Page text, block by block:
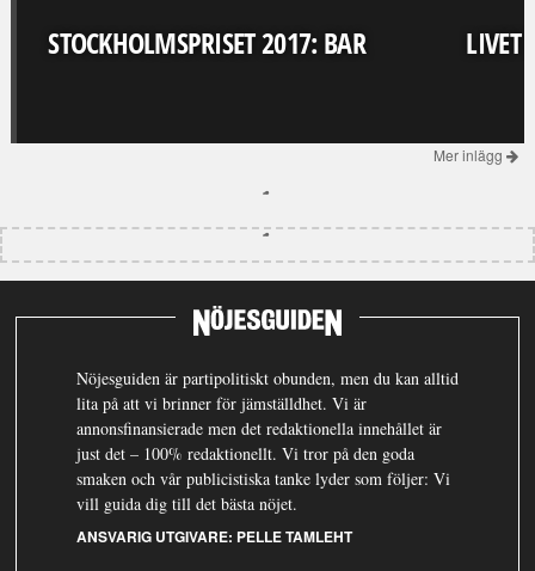
STOCKHOLMSPRISET 2017: BAR LIVET
Mer inlägg
Nöjesguiden är partipolitiskt obunden, men du kan alltid
lita på att vi brinner för jämställdhet. Vi är
annonsfinansierade men det redaktionella innehållet är
just det – 100% redaktionellt. Vi tror på den goda
smaken och vår publicistiska tanke lyder som följer: Vi
vill guida dig till det bästa nöjet.
ANSVARIG UTGIVARE: PELLE TAMLEHT